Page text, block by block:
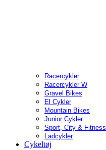
Racercykler
Racercykler W
Gravel Bikes
El Cykler
Mountain Bikes
Junior Cykler
Sport, City & Fitness
Ladcykler
Cykeltøj